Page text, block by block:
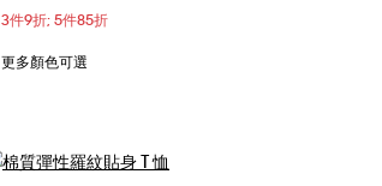
3件9折; 5件85折
更多顏色可選